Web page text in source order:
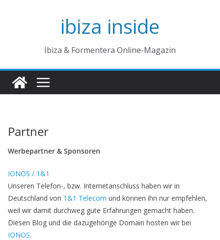
ibiza inside
Ibiza & Formentera Online-Magazin
Partner
Werbepartner & Sponsoren
IONOS / 1&1
Unseren Telefon-, bzw. Internetanschluss haben wir in
Deutschland von 1&1 Telecom und können ihn nur empfehlen,
weil wir damit durchweg gute Erfahrungen gemacht haben.
Diesen Blog und die dazugehörige Domain hosten wir bei
IONOS.